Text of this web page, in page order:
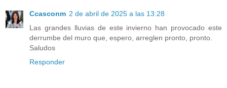
Ccasconm 2 de abril de 2025 a las 13:28
Las grandes lluvias de este invierno han provocado este
derrumbe del muro que, espero, arreglen pronto, pronto.
Saludos
Responder